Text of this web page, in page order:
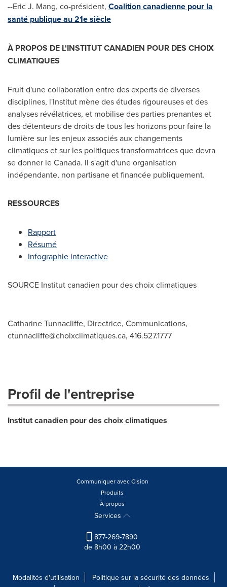
--Eric J. Mang, co-président, Coalition canadienne pour la
santé publique au 21e siècle
À PROPOS DE L'INSTITUT CANADIEN POUR DES CHOIX
CLIMATIQUES
Fruit d'une collaboration entre des experts de diverses
disciplines, l'Institut mène des études rigoureuses et des
analyses révélatrices, et mobilise des parties prenantes et
des détenteurs de droits de tous les horizons pour faire la
lumière sur les enjeux associés aux changements
climatiques et sur les politiques transformatrices que devra
se donner leCanada. Il s'agit d'une organisation
indépendante, non partisane et financée publiquement.
RESSOURCES
Rapport
Résumé
Infographie interactive
SOURCE Institut canadien pour des choix climatiques
Catharine Tunnacliffe, Directrice, Communications,
ctunnacliffe@choixclimatiques.ca, 416.527.1777
Profil de l'entreprise
Institut canadien pour des choix climatiques
Communiquer avec Cision
Produits
À propos
Services
877-269-7890
de 8h00 à 22h00
Modalités d'utilisation
Politique sur la sécurité des données